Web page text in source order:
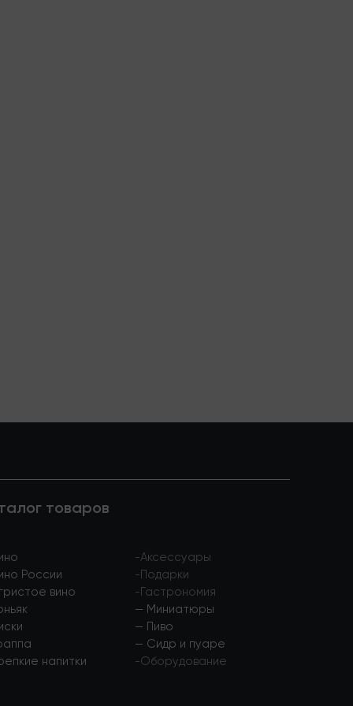
товаров
России
вино
напитки
-Аксессуары
-Подарки
-Гастрономия
— Миниатюры
— Пиво
— Сидр и пуаре
-Оборудование